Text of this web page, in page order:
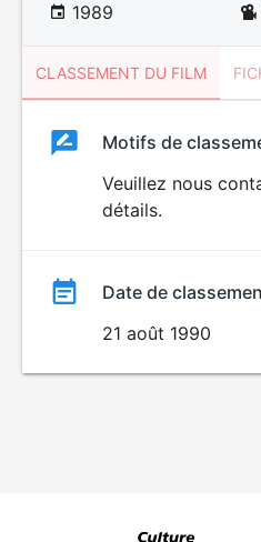
1989
CLASSEMENT DU FILM
ClassementClassement
Motifs de
Veuillez nous
détails.
Date de
21 août 1990